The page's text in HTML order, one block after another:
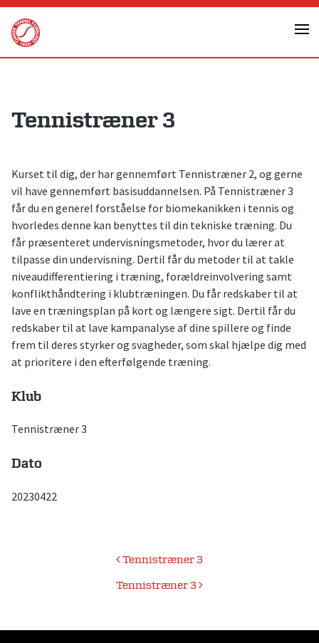
Skip
content
Tennistræner 3
Kurset til dig, der har gennemført Tennistræner 2, og gerne
vil have gennemført basisuddannelsen. På Tennistræner 3
får du en generel forståelse for biomekanikken i tennis og
hvorledes denne kan benyttes til din tekniske træning. Du
får præsenteret undervisningsmetoder, hvor du lærer at
tilpasse din undervisning. Dertil får du metoder til at takle
niveaudifferentiering i træning, forældreinvolvering samt
konflikthåndtering i klubtræningen. Du får redskaber til at
lave en træningsplan på kort og længere sigt. Dertil får du
redskaber til at lave kampanalyse af dine spillere og finde
frem til deres styrker og svagheder, som skal hjælpe dig med
at prioritere i den efterfølgende træning.
Klub
Tennistræner 3
Dato
20230422
IndlægsnavigationTennistræner 3
Tennistræner 3